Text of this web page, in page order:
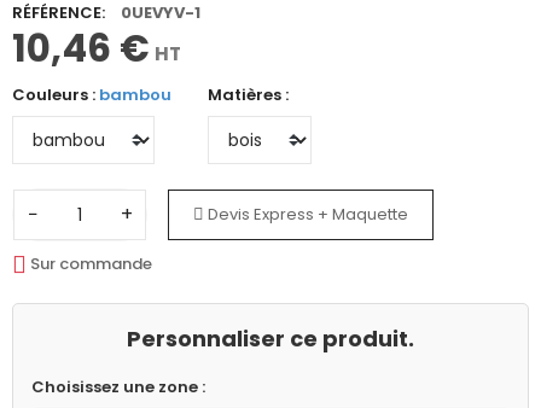
RÉFÉRENCE: 0UEVYV-1
10,46 € HT
Couleurs : bambou Matières :
− + Devis Express + Maquette
Sur commande
Personnaliser ce produit.
Choisissez une zone :